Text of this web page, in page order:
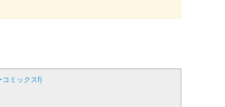
ミックスf)